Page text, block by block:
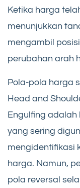
Ketika harga
menunjukkan
mengambil
perubahan arah
Pola-pola harga
Head and
Engulfing
yang sering
mengidentifikasi
harga. Namun,
pola reversal